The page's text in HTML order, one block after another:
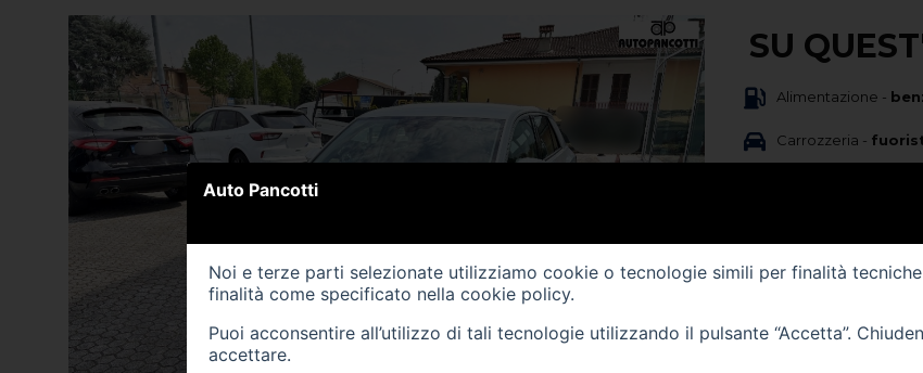
SU
Alimentazione -
Carrozzeria -
Cambio -manuale
Auto Pancotti
Noi e terze parti selezionate utilizziamo cookie o tecnologie simili per finalità
finalità come specificato nella cookie policy.
Puoi acconsentire all’utilizzo di tali tecnologie utilizzando il pulsante “Accetta”.
accettare.